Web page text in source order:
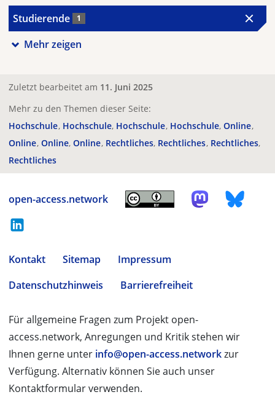
Studierende 1
Mehr zeigen
Zuletzt bearbeitet am 11. Juni 2025
Mehr zu den Themen dieser Seite:
Hochschule Hochschule Hochschule Hochschule Online
Online Online Online Rechtliches Rechtliches Rechtliches
Rechtliches
open-access.network
Kontakt Sitemap
Impressum
Datenschutzhinweis
Barrierefreiheit
Für allgemeine Fragen zum Projekt open-
access.network, Anregungen und Kritik stehen wir
Ihnen gerne unter info@open-access.networkzur
Verfügung. Alternativ können Sie auch unser
Kontaktformular verwenden.